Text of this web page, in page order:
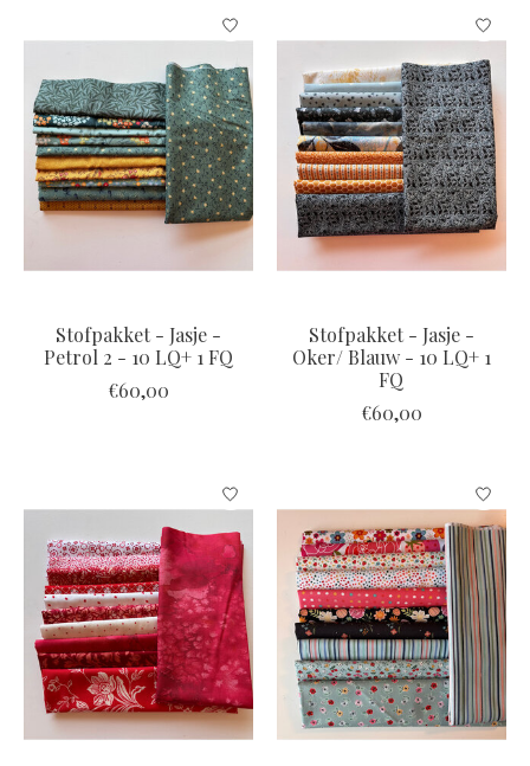
Stofpakket - Jasje -
Petrol 2 - 10 LQ+ 1 FQ
€60,00
Stofpakket - Jasje -
Oker/ Blauw - 10 LQ+ 1
FQ
€60,00